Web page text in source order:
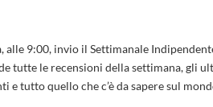
alle 9:00, invio il Settimanale
tutte le recensioni della settimana, gli
e tutto quello che c’è da sapere sul